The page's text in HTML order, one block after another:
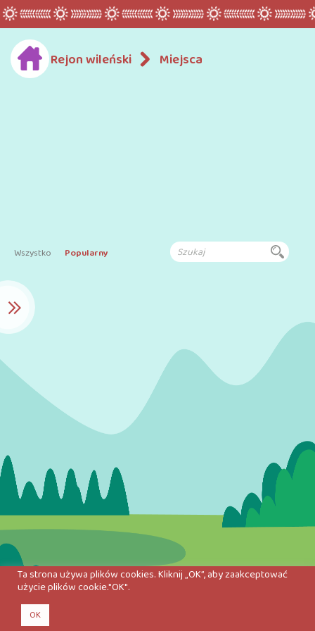
Rejon wileński Miejsca
Wszystko Popularny
Ta strona używa plików cookies. Kliknij „OK”, aby zaakceptować
użycie plików cookie."OK".
OK